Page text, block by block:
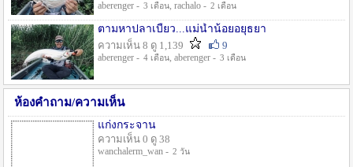
aberenger - 3 เดือน, rachalo - 2 เดือน
ตามหาปลาเบี้ยว...แม่น้ำน้อยอยุธยา
ความเห็น 8 ดู 1,139
9
aberenger - 4 เดือน, aberenger - 3 เดือน
ห้องคำถาม/ความเห็น
แก่งกระจาน
ความเห็น 0 ดู 38
wanchalerm_wan - 2 วัน